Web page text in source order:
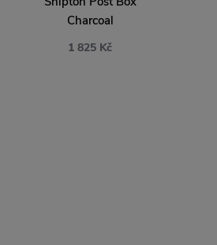
Charcoal
1 825 Kč